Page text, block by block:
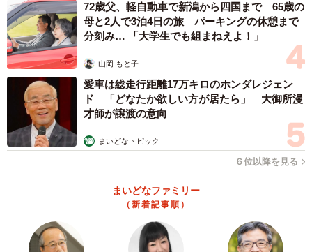
72歳父、軽自動車で新潟から四国まで 65歳の
母と2人で3泊4日の旅 パーキングの休憩まで
分刻み… 「大学生でも組まねえよ！」
山岡 もと子
愛車は総走行距離17万キロのホンダレジェン
ド 「どなたか欲しい方が居たら」 大御所漫
才師が譲渡の意向
まいどなトピック
６位以降を見る
まいどなファミリー
（新着記事順）